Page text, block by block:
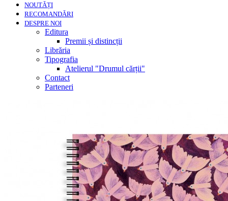
NOUTĂȚI
RECOMANDĂRI
DESPRE NOI
Editura
Premii și distincții
Librăria
Tipografia
Atelierul "Drumul cărții"
Contact
Parteneri